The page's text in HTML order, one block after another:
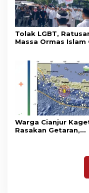
Tolak LGBT,
Massa Ormas Islam
Warga Cianjur
Rasakan Getaran,